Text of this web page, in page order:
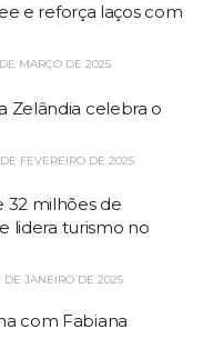
e reforça laços com
MARÇO DE 2025
Zelândia celebra o
FEVEREIRO DE 2025
32 milhões de
lidera turismo no
DE JANEIRO DE 2025
com Fabiana